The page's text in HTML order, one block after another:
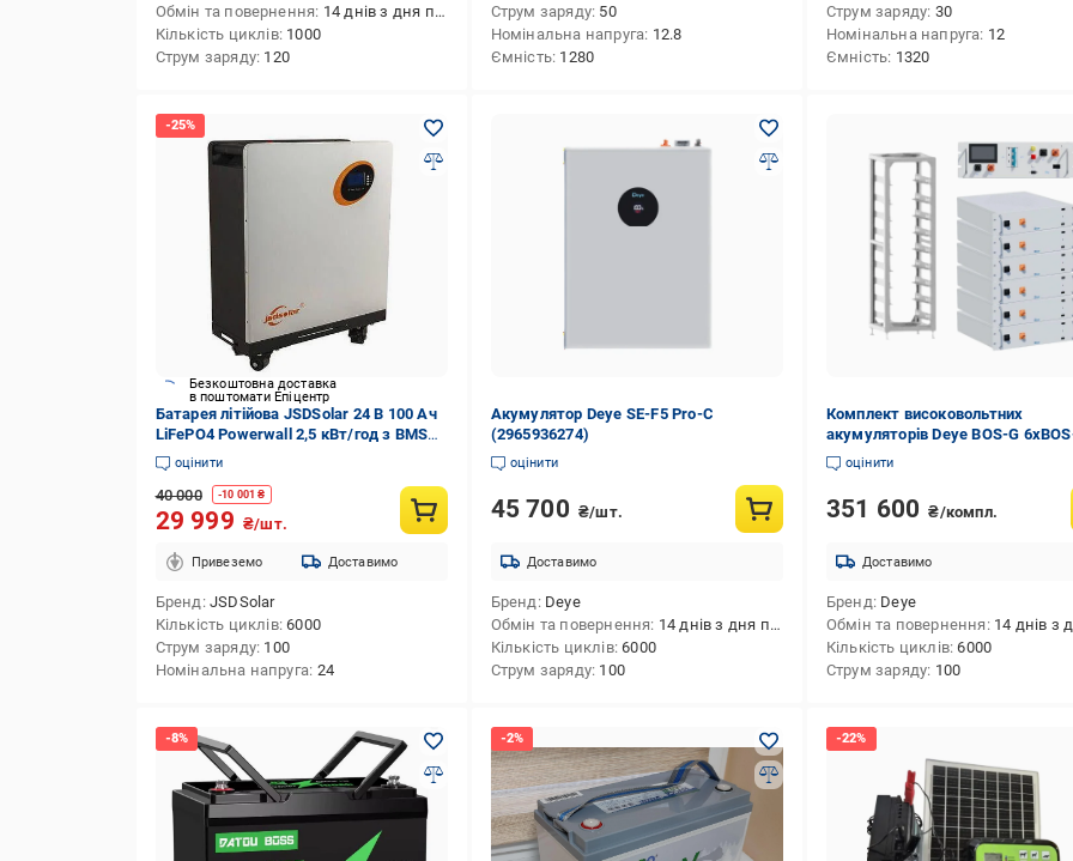
Обмін та повернення 14 днів з дня покупки
Кількість циклів 1000
Струм заряду 120
Струм заряду 50
Номінальна напруга 12.8
Ємність 1280
Струм заряду 30
Номінальна напруга 12
Ємність 1320
Безкоштовна доставка
в поштомати Епіцентр
Батарея літійова JSDSolar 24 В 100 Ач
LiFePO4 Powerwall 2,5 кВт/год з BMS
(32941047)
оцінити
40 000 -10 001 ₴
29 999 ₴/шт.
Привеземо Доставимо
Бренд JSDSolar
Кількість циклів 6000
Струм заряду 100
Номінальна напруга 24
Акумулятор Deye SE-F5 Pro-C
(2965936274)
оцінити
45 700 ₴/шт.
Доставимо
Бренд Deye
Обмін та повернення 14 днів з дня покупки
Кількість циклів 6000
Струм заряду 100
Комплект високовольтних
акумуляторів Deye BOS-G
GPack5.1 30,72 кВт/год/BOS-G-
стійка 3U-LRACK (2977148698)
оцінити
351 600 ₴/компл.
Доставимо
Бренд Deye
Обмін та повернення 14 днів з дня
Кількість циклів 6000
Струм заряду 100